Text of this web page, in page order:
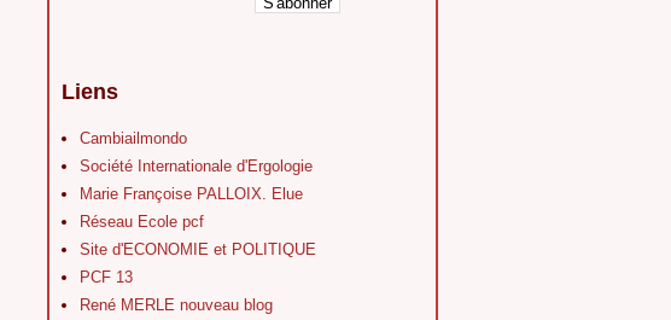
Liens
Cambiailmondo
Société Internationale d'Ergologie
Marie Françoise PALLOIX. Elue
Réseau Ecole pcf
Site d'ECONOMIE et POLITIQUE
PCF 13
René MERLE nouveau blog